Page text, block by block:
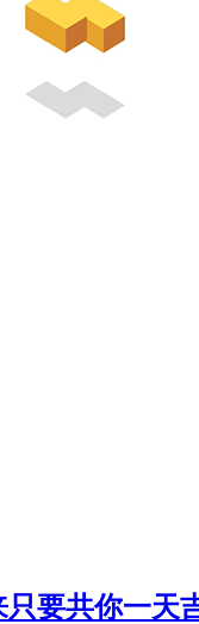
要共你一天